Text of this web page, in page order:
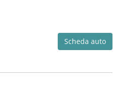
Scheda auto